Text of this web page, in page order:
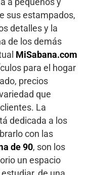
sus estampados,
detalles y la
de los demás
MiSabana.com
para el hogar
precios
que
La
dedicada a los
con las
de 90, son los
un espacio